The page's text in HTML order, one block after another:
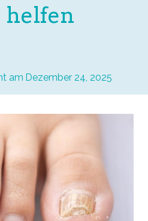
helfen
am Dezember 24, 2025